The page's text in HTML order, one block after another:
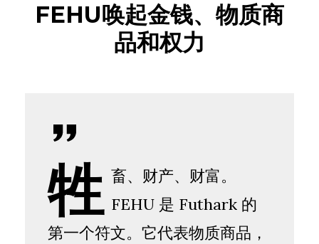
FEHU唤起金钱、物质商
品和权力
牲 畜、财产、财富。
FEHU 是 Futhark 的
第一个符文。它代表物质商品，